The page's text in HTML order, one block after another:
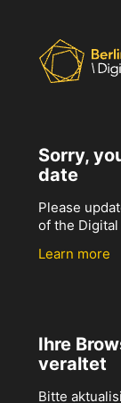
Sorry,
date
Please
of the
Learn more
Ihre
veraltet
Bitte